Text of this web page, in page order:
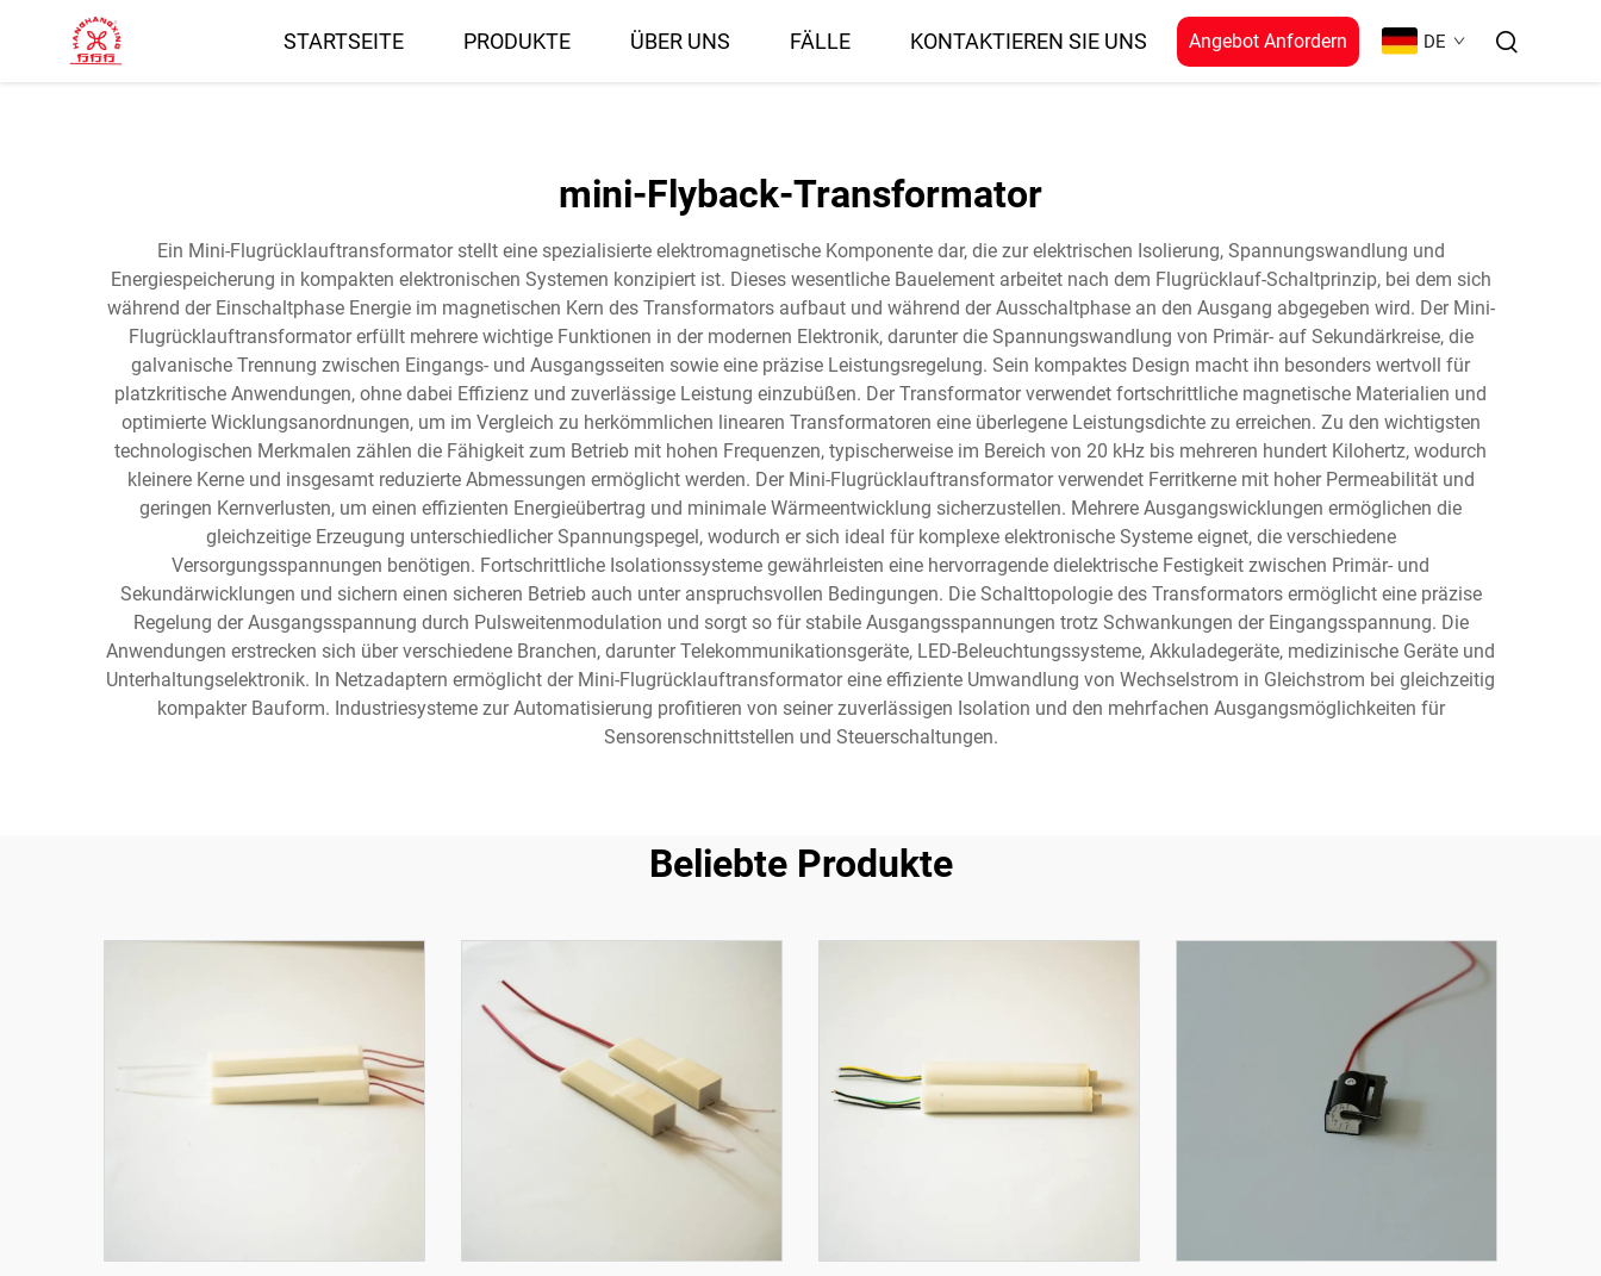
STARTSEITE PRODUKTE ÜBER UNS FÄLLE KONTAKTIEREN SIE UNS Angebot Anfordern DE
mini-Flyback-Transformator
Ein Mini-Flugrücklauftransformator stellt eine spezialisierte elektromagnetische Komponente dar, die zur elektrischen Isolierung, Spannungswandlung und
Energiespeicherung in kompakten elektronischen Systemen konzipiert ist. Dieses wesentliche Bauelement arbeitet nach dem Flugrücklauf-Schaltprinzip, bei dem sich
während der Einschaltphase Energie im magnetischen Kern des Transformators aufbaut und während der Ausschaltphase an den Ausgang abgegeben wird. Der Mini-
Flugrücklauftransformator erfüllt mehrere wichtige Funktionen in der modernen Elektronik, darunter die Spannungswandlung von Primär- auf Sekundärkreise, die
galvanische Trennung zwischen Eingangs- und Ausgangsseiten sowie eine präzise Leistungsregelung. Sein kompaktes Design macht ihn besonders wertvoll für
platzkritische Anwendungen, ohne dabei Effizienz und zuverlässige Leistung einzubüßen. Der Transformator verwendet fortschrittliche magnetische Materialien und
optimierte Wicklungsanordnungen, um im Vergleich zu herkömmlichen linearen Transformatoren eine überlegene Leistungsdichte zu erreichen. Zu den wichtigsten
technologischen Merkmalen zählen die Fähigkeit zum Betrieb mit hohen Frequenzen, typischerweise im Bereich von 20 kHz bis mehreren hundert Kilohertz, wodurch
kleinere Kerne und insgesamt reduzierte Abmessungen ermöglicht werden. Der Mini-Flugrücklauftransformator verwendet Ferritkerne mit hoher Permeabilität und
geringen Kernverlusten, um einen effizienten Energieübertrag und minimale Wärmeentwicklung sicherzustellen. Mehrere Ausgangswicklungen ermöglichen die
gleichzeitige Erzeugung unterschiedlicher Spannungspegel, wodurch er sich ideal für komplexe elektronische Systeme eignet, die verschiedene
Versorgungsspannungen benötigen. Fortschrittliche Isolationssysteme gewährleisten eine hervorragende dielektrische Festigkeit zwischen Primär- und
Sekundärwicklungen und sichern einen sicheren Betrieb auch unter anspruchsvollen Bedingungen. Die Schalttopologie des Transformators ermöglicht eine präzise
Regelung der Ausgangsspannung durch Pulsweitenmodulation und sorgt so für stabile Ausgangsspannungen trotz Schwankungen der Eingangsspannung. Die
Anwendungen erstrecken sich über verschiedene Branchen, darunter Telekommunikationsgeräte, LED-Beleuchtungssysteme, Akkuladegeräte, medizinische Geräte und
Unterhaltungselektronik. In Netzadaptern ermöglicht der Mini-Flugrücklauftransformator eine effiziente Umwandlung von Wechselstrom in Gleichstrom bei gleichzeitig
kompakter Bauform. Industriesysteme zur Automatisierung profitieren von seiner zuverlässigen Isolation und den mehrfachen Ausgangsmöglichkeiten für
Sensorenschnittstellen und Steuerschaltungen.
Beliebte Produkte